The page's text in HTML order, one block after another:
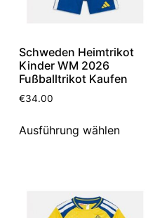
Schweden Heimtrikot
Kinder WM 2026
Fußballtrikot Kaufen
€34.00
Ausführung wählen